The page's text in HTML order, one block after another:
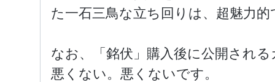
た一石三鳥な立ち回りは、超魅力的
なお、「銘伏」購入後に公開され
悪くない。悪くないです。